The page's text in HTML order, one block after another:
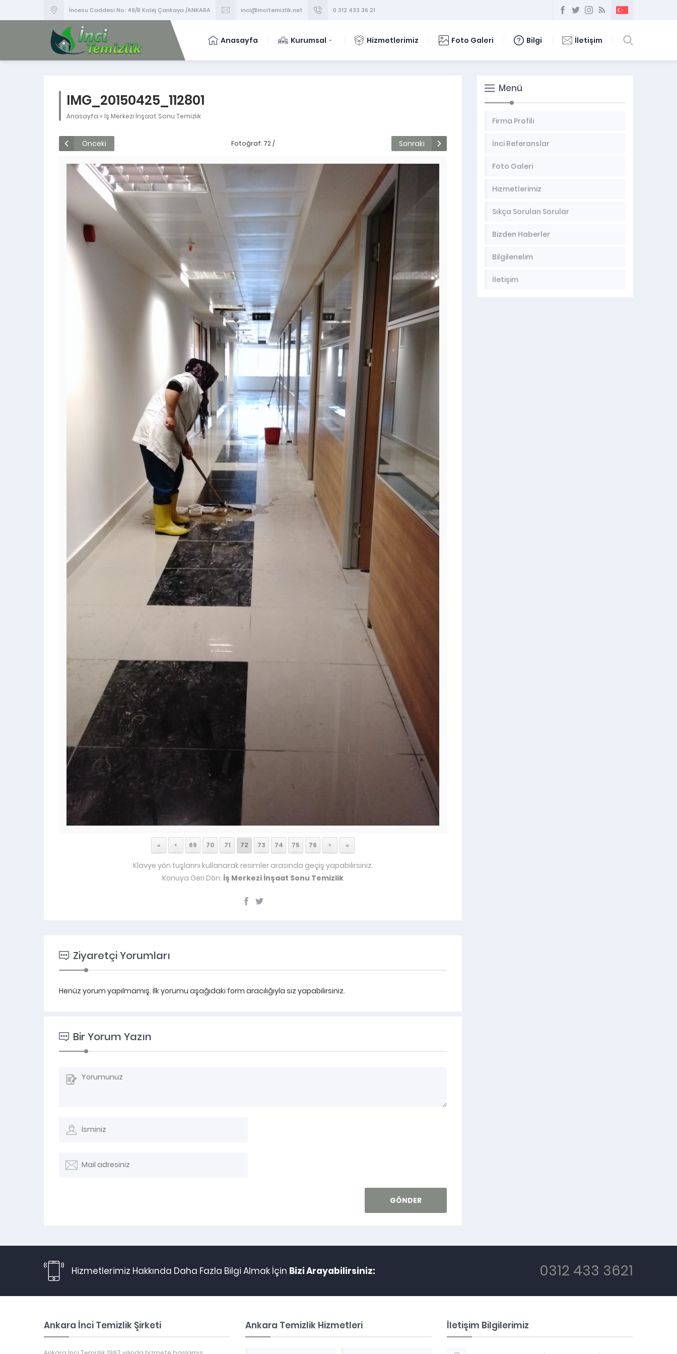
İncesu Caddesi No: 49/B Kolej Çankaya /ANKARA inci@incitemizlik.net 0 312 433 36 21
Anasayfa Kurumsal Hizmetlerimiz Foto Galeri Bilgi İletişim
IMG_20150425_112801
Anasayfa » İş Merkezi İnşaat Sonu Temizlik
Önceki
Fotoğraf: 72 /
Sonraki
« < 69 70 71 72 73 74 75 76 > »
Klavye yön tuşlarını kullanarak resimler arasında geçiş yapabilirsiniz.
Konuya Geri Dön: İş Merkezi İnşaat Sonu Temizlik
Ziyaretçi Yorumları
Henüz yorum yapılmamış. İlk yorumu aşağıdaki form aracılığıyla siz yapabilirsiniz.
Bir Yorum Yazın
Menü
Firma Profili
İnci Referanslar
Foto Galeri
Hizmetlerimiz
Sıkça Sorulan Sorular
Bizden Haberler
Bilgilenelim
İletişim
Hizmetlerimiz Hakkında Daha Fazla Bilgi Almak İçin Bizi Arayabilirsiniz: 0312 433 3621
Ankara İnci Temizlik Şirketi Ankara Temizlik Hizmetleri İletişim Bilgilerimiz